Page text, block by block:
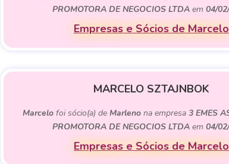
PROMOTORA DE NEGOCIOS LTDA em04/
Empresas e Sócios de Marcelo
MARCELO SZTAJNBOK
Marcelo foi sócio(a) deMarleno na empresa3 EMES
PROMOTORA DE NEGOCIOS LTDA em04/
Empresas e Sócios de Marcelo